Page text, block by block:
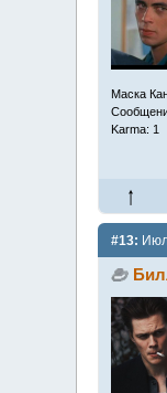
Маска
Karma: 1
#13: